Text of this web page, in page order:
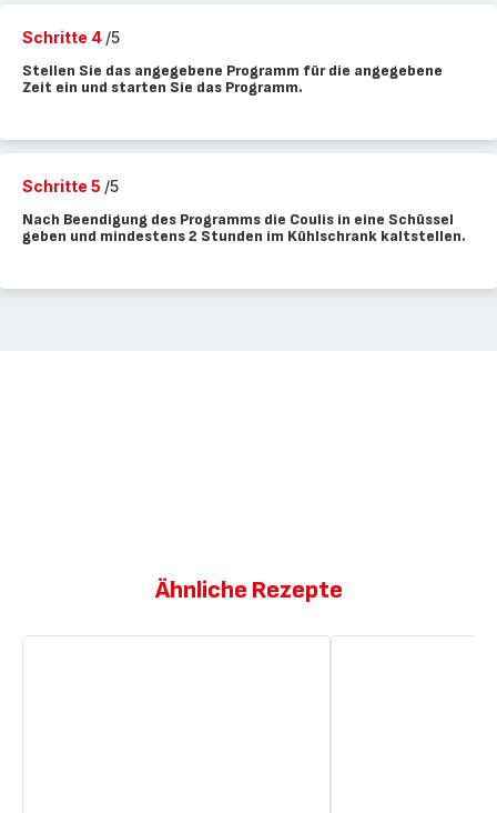
Schritte 4 /5
Stellen Sie das angegebene Programm für die angegebene
Zeit ein und starten Sie das Programm.
Schritte 5 /5
Nach Beendigung des Programms die Coulis in eine Schüssel
geben und mindestens 2 Stunden im Kühlschrank kaltstellen.
Ähnliche Rezepte